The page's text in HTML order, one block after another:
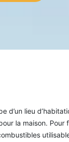
d’un lieu
la maison. Pour